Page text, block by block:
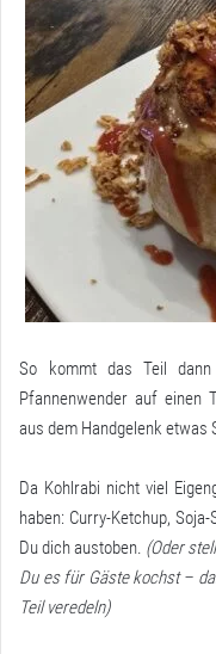
So kommt das Teil
Pfannenwender auf einen
aus dem Handgelenk etwas
Da Kohlrabi nicht viel
haben: Curry-Ketchup,
Du dich austoben. (Oder
Du es für Gäste kochst –
Teil veredeln)